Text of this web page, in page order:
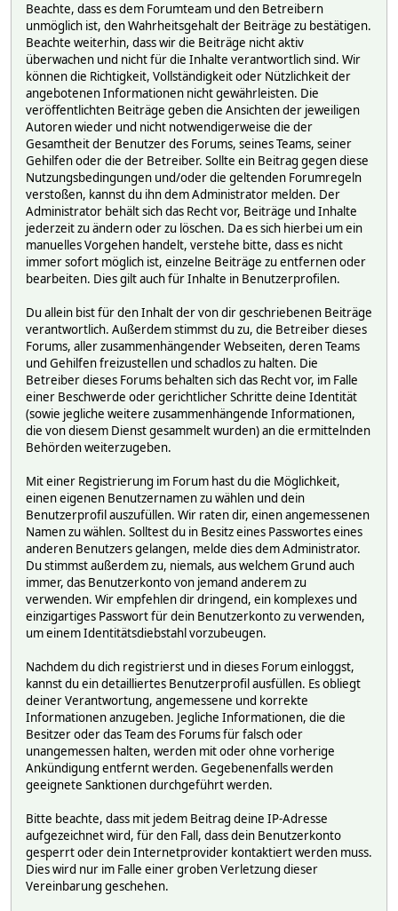
Beachte, dass es dem Forumteam und den Betreibern
unmöglich ist, den Wahrheitsgehalt der Beiträge zu bestätigen.
Beachte weiterhin, dass wir die Beiträge nicht aktiv
überwachen und nicht für die Inhalte verantwortlich sind. Wir
können die Richtigkeit, Vollständigkeit oder Nützlichkeit der
angebotenen Informationen nicht gewährleisten. Die
veröffentlichten Beiträge geben die Ansichten der jeweiligen
Autoren wieder und nicht notwendigerweise die der
Gesamtheit der Benutzer des Forums, seines Teams, seiner
Gehilfen oder die der Betreiber. Sollte ein Beitrag gegen diese
Nutzungsbedingungen und/oder die geltenden Forumregeln
verstoßen, kannst du ihn dem Administrator melden. Der
Administrator behält sich das Recht vor, Beiträge und Inhalte
jederzeit zu ändern oder zu löschen. Da es sich hierbei um ein
manuelles Vorgehen handelt, verstehe bitte, dass es nicht
immer sofort möglich ist, einzelne Beiträge zu entfernen oder
bearbeiten. Dies gilt auch für Inhalte in Benutzerprofilen.
Du allein bist für den Inhalt der von dir geschriebenen Beiträge
verantwortlich. Außerdem stimmst du zu, die Betreiber dieses
Forums, aller zusammenhängender Webseiten, deren Teams
und Gehilfen freizustellen und schadlos zu halten. Die
Betreiber dieses Forums behalten sich das Recht vor, im Falle
einer Beschwerde oder gerichtlicher Schritte deine Identität
(sowie jegliche weitere zusammenhängende Informationen,
die von diesem Dienst gesammelt wurden) an die ermittelnden
Behörden weiterzugeben.
Mit einer Registrierung im Forum hast du die Möglichkeit,
einen eigenen Benutzernamen zu wählen und dein
Benutzerprofil auszufüllen. Wir raten dir, einen angemessenen
Namen zu wählen. Solltest du in Besitz eines Passwortes eines
anderen Benutzers gelangen, melde dies dem Administrator.
Du stimmst außerdem zu, niemals, aus welchem Grund auch
immer, das Benutzerkonto von jemand anderem zu
verwenden. Wir empfehlen dir dringend, ein komplexes und
einzigartiges Passwort für dein Benutzerkonto zu verwenden,
um einem Identitätsdiebstahl vorzubeugen.
Nachdem du dich registrierst und in dieses Forum einloggst,
kannst du ein detailliertes Benutzerprofil ausfüllen. Es obliegt
deiner Verantwortung, angemessene und korrekte
Informationen anzugeben. Jegliche Informationen, die die
Besitzer oder das Team des Forums für falsch oder
unangemessen halten, werden mit oder ohne vorherige
Ankündigung entfernt werden. Gegebenenfalls werden
geeignete Sanktionen durchgeführt werden.
Bitte beachte, dass mit jedem Beitrag deine IP-Adresse
aufgezeichnet wird, für den Fall, dass dein Benutzerkonto
gesperrt oder dein Internetprovider kontaktiert werden muss.
Dies wird nur im Falle einer groben Verletzung dieser
Vereinbarung geschehen.